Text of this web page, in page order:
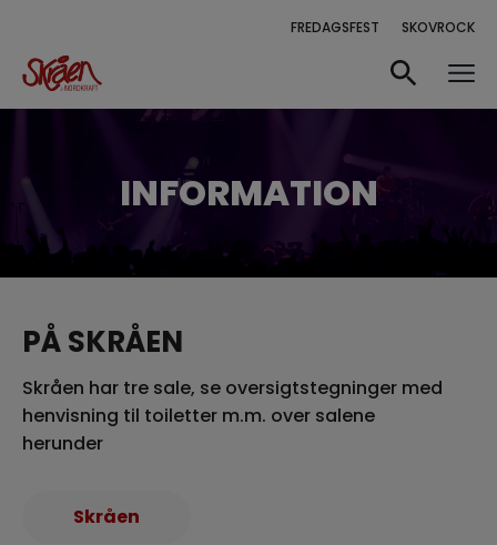
FREDAGSFEST SKOVROCK
INFORMATION
PÅ SKRÅEN
Skråen har tre sale, se oversigtstegninger med
henvisning til toiletter m.m. over salene
herunder
Skråen